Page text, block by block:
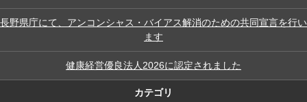
長野県庁にて、アンコンシャス・バイアス解消のための共同宣言を行い
ます
健康経営優良法人2026に認定されました
カテゴリ